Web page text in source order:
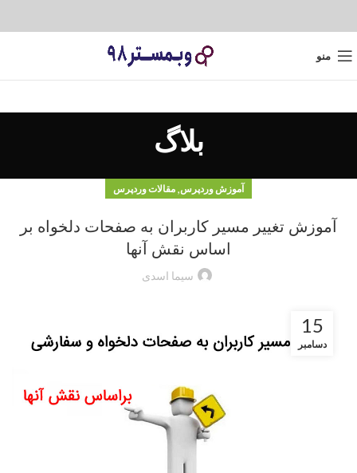
منو
بلاگ
آموزش وردپرس, مقالات وردپرس
آموزش تغییر مسیر کاربران به صفحات دلخواه بر
اساس نقش آنها
سیما اسدی
15
دسامبر